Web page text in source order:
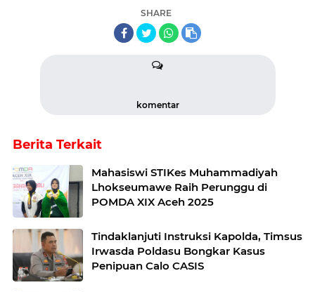
SHARE
komentar
Berita Terkait
Mahasiswi STIKes Muhammadiyah
Lhokseumawe Raih Perunggu di
POMDA XIX Aceh 2025
Tindaklanjuti Instruksi Kapolda, Timsus
Irwasda Poldasu Bongkar Kasus
Penipuan Calo CASIS